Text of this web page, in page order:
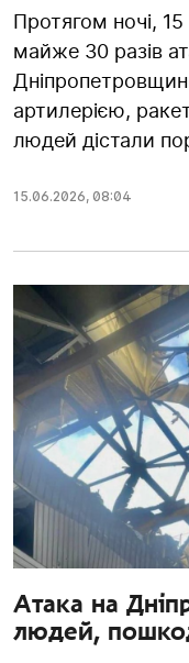
Протягом ночі,
майже 30 разів
артилерією,
людей дістали
15.06.2026, 08:04
Атака на
людей,